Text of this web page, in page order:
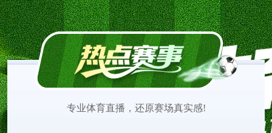
天不间断24小时全场直播赛程安排,☯️在线免费观看
NBA直播网站，☯️精准的NBA直播赛事预测分析，
专业体育直播，还原赛场真实感!